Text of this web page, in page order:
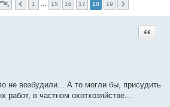
1 15 16 17 18 19
Цитата
не возбудили... А то могли бы, присудить
работ, в частном охотхозяйстве...